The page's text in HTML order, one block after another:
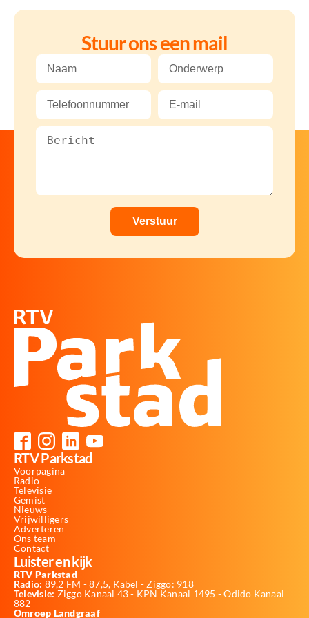
Stuur ons een mail
RTV Parkstad
Voorpagina
Radio
Televisie
Gemist
Nieuws
Vrijwilligers
Adverteren
Ons team
Contact
Luister en kijk
RTV Parkstad
Radio: 89,2 FM - 87,5, Kabel - Ziggo: 918
Televisie: Ziggo Kanaal 43 - KPN Kanaal 1495 - Odido Kanaal
882
Omroep Landgraaf